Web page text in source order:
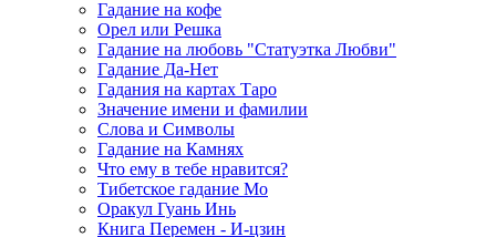
Гадание на кофе
Орел или Решка
Гадание на любовь "Статуэтка Любви"
Гадание Да-Нет
Гадания на картах Таро
Значение имени и фамилии
Слова и Символы
Гадание на Камнях
Что ему в тебе нравится?
Тибетское гадание Мо
Оракул Гуань Инь
Книга Перемен - И-цзин